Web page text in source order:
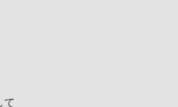
て